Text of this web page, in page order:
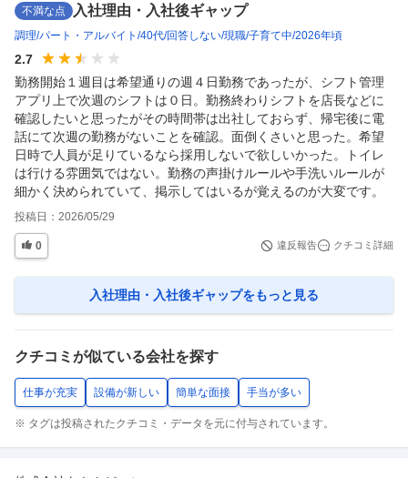
不満な点 入社理由・入社後ギャップ
調理 パート・アルバイト 40代 回答しない 現職 子育て中 2026年頃
2.7
勤務開始１週目は希望通りの週４日勤務であったが、シフト管理
アプリ上で次週のシフトは０日。勤務終わりシフトを店長などに
確認したいと思ったがその時間帯は出社しておらず、帰宅後に電
話にて次週の勤務がないことを確認。面倒くさいと思った。希望
日時で人員が足りているなら採用しないで欲しいかった。トイレ
は行ける雰囲気ではない。勤務の声掛けルールや手洗いルールが
細かく決められていて、掲示してはいるが覚えるのが大変です。
投稿日： 2026/05/29
0 違反報告 クチコミ詳細
入社理由・入社後ギャップをもっと見る
クチコミが似ている会社を探す
仕事が充実 設備が新しい 簡単な面接 手当が多い
※ タグは投稿されたクチコミ・データを元に付与されています。